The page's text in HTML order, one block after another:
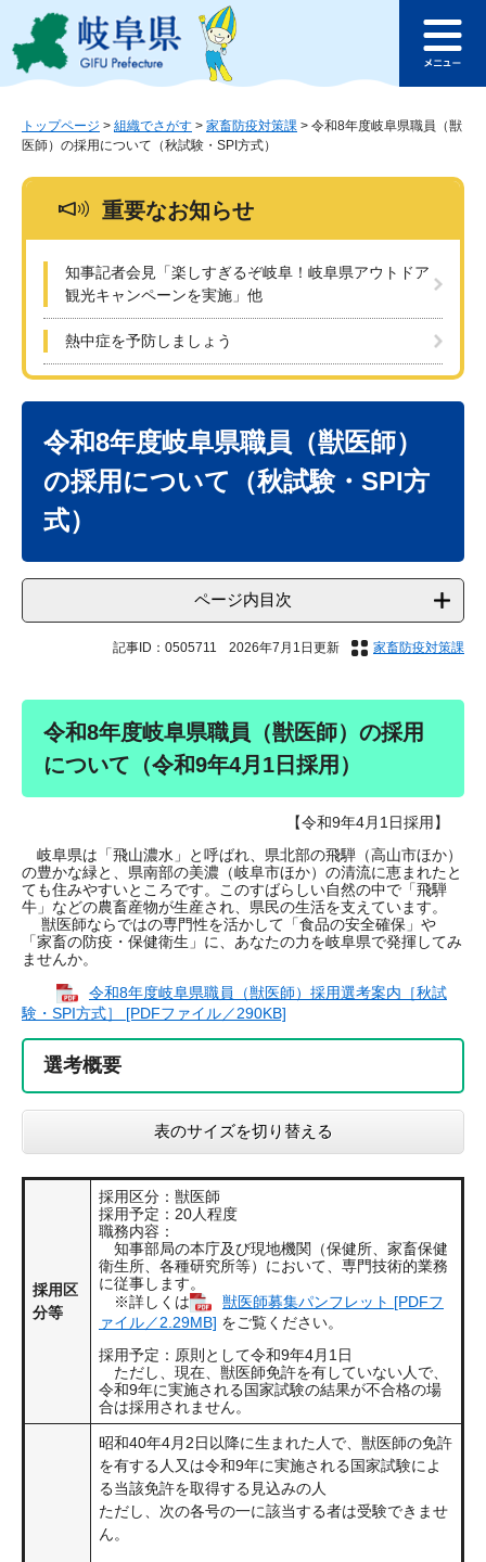
ジ
ュ
このページの本文へ
ュ
トップページ > 組織でさがす > 家畜防疫対策課 > 令和8年度岐阜県職員（獣
医師）の採用について（秋試験・SPI方式）
重要なお知らせ
知事記者会見「楽しすぎるぞ岐阜！岐阜県アウトドア
観光キャンペーンを実施」他
熱中症を予防しましょう
令和8年度岐阜県職員（獣医師）
の採用について（秋試験・SPI方
式）
ページ内目次
記事ID：0505711 2026年7月1日更新 家畜防疫対策課
令和8年度岐阜県職員（獣医師）の採用
について（令和9年4月1日採用）
【令和9年4月1日採用】
岐阜県は「飛山濃水」と呼ばれ、県北部の飛騨（高山市ほか）
の豊かな緑と、県南部の美濃（岐阜市ほか）の清流に恵まれたと
ても住みやすいところです。このすばらしい自然の中で「飛騨
牛」などの農畜産物が生産され、県民の生活を支えています。
獣医師ならではの専門性を活かして「食品の安全確保」や
「家畜の防疫・保健衛生」に、あなたの力を岐阜県で発揮してみ
ませんか。
令和8年度岐阜県職員（獣医師）採用選考案内［秋試
験・SPI方式］ [PDFファイル／290KB]
選考概要
表のサイズを切り替える
採用区
分等
採用区分：獣医師
採用予定：20人程度
職務内容：
知事部局の本庁及び現地機関（保健所、家畜保健
衛生所、各種研究所等）において、専門技術的業務
に従事します。
※詳しくは
獣医師募集パンフレット [PDFフ
ァイル／2.29MB] をご覧ください。
採用予定：原則として令和9年4月1日
ただし、現在、獣医師免許を有していない人で、
令和9年に実施される国家試験の結果が不合格の場
合は採用されません。
昭和40年4月2日以降に生まれた人で、獣医師の免許
を有する人又は令和9年に実施される国家試験によ
る当該免許を取得する見込みの人
ただし、次の各号の一に該当する者は受験できませ
ん。